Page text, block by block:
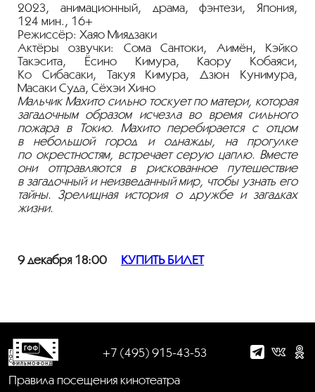
2023, анимационный, драма, фэнтези, Япония,
124 мин., 16+
Режиссёр: Хаяо Миядзаки
Актёры озвучки: Сома Сантоки, Аимён, Кэйко
Такэсита, Ёсино Кимура, Каору Кобаяси,
Ко Сибасаки, Такуя Кимура, Дзюн Кунимура,
Масаки Суда, Сёхэи Хино
Мальчик Махито сильно тоскует по матери, которая
загадочным образом исчезла во время сильного
пожара в Токио. Махито перебирается с отцом
в небольшой город и однажды, на прогулке
по окрестностям, встречает серую цаплю. Вместе
они отправляются в рискованное путешествие
в загадочный и неизведанный мир, чтобы узнать его
тайны. Зрелищная история о дружбе и загадках
жизни.
9 декабря 18:00 КУПИТЬ БИЛЕТ
+7 (495) 915-43-53
Правила посещения кинотеатра